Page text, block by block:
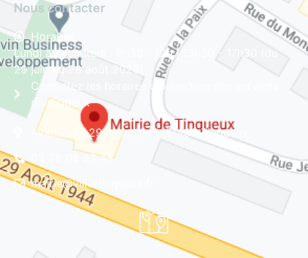
Nous contacter
Horaires
Lundi au vendredi : 8h30 - 12h | 13h30 - 17h30 (du
29 juin au 28 août 2026)
Consultez les horaires d'ouverture des services
municipaux
Avenue du 29 Août 1944, 51430 Tinqueux
03 26 08 23 45
mairie@ville-tinqueux.fr